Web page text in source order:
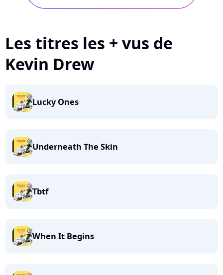
Les titres les + vus de
Kevin Drew
Lucky Ones
Underneath The Skin
Tbtf
When It Begins